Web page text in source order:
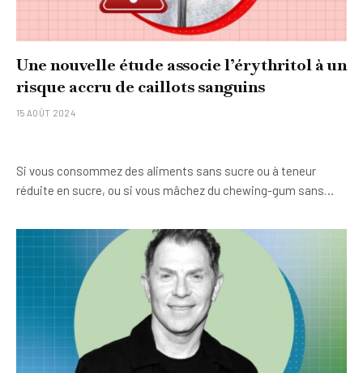
Une nouvelle étude associe l’érythritol à un
risque accru de caillots sanguins
15 AOÛT 2024
Si vous consommez des aliments sans sucre ou à teneur
réduite en sucre, ou si vous mâchez du chewing-gum sans…